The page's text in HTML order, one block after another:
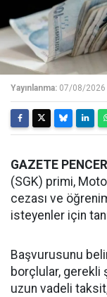
Yayınlanma: 07/08/2026
GAZETE
(SGK) primi,
cezası ve
isteyenler için
Başvurusunu
borçlular, gerekli
uzun vadeli